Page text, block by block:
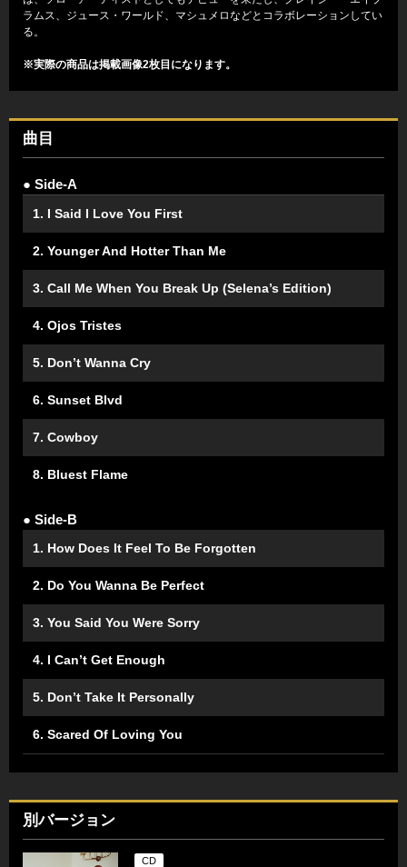
ラムス、ジュース・ワールド、マシュメロなどとコラボレーションしてい
る。
※実際の商品は掲載画像2枚目になります。
曲目
● Side-A
1. I Said I Love You First
2. Younger And Hotter Than Me
3. Call Me When You Break Up (Selena’s Edition)
4. Ojos Tristes
5. Don’t Wanna Cry
6. Sunset Blvd
7. Cowboy
8. Bluest Flame
● Side-B
1. How Does It Feel To Be Forgotten
2. Do You Wanna Be Perfect
3. You Said You Were Sorry
4. I Can’t Get Enough
5. Don’t Take It Personally
6. Scared Of Loving You
別バージョン
CD